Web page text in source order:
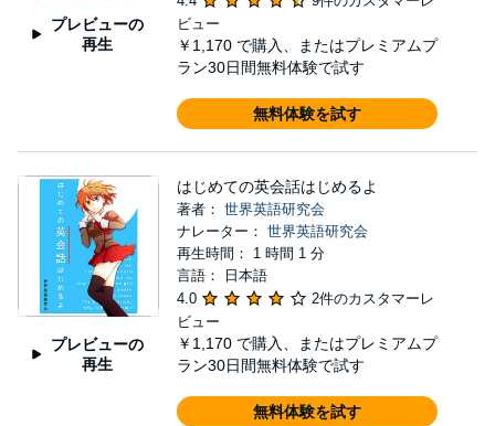
プレビューの
再生
ビュー
￥1,170 で購入、またはプレミアムプ
ラン30日間無料体験で試す
無料体験を試す
プレビューの
再生
はじめての英会話はじめるよ
著者： 世界英語研究会
ナレーター： 世界英語研究会
再生時間： 1 時間 1 分
言語： 日本語
4.0
2件のカスタマーレ
ビュー
￥1,170 で購入、またはプレミアムプ
ラン30日間無料体験で試す
無料体験を試す